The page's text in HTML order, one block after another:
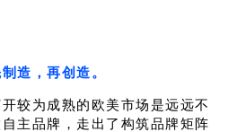
造，再创造。
较为成熟的欧美市场是远远不
主品牌，走出了构筑品牌矩阵